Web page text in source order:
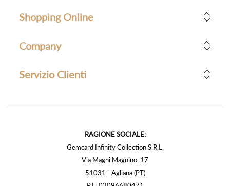
Shopping Online
Company
Servizio Clienti
RAGIONE SOCIALE:
Gemcard Infinity Collection S.R.L.
Via Magni Magnino, 17
51031 - Agliana (PT)